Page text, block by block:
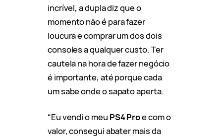
incrível, a dupla diz que o
momento não é para fazer
loucura e comprar um dos dois
consoles a qualquer custo. Ter
cautela na hora de fazer negócio
é importante, até porque cada
um sabe onde o sapato aperta.
“Eu vendi o meu PS4 Proe com o
valor, consegui abater mais da